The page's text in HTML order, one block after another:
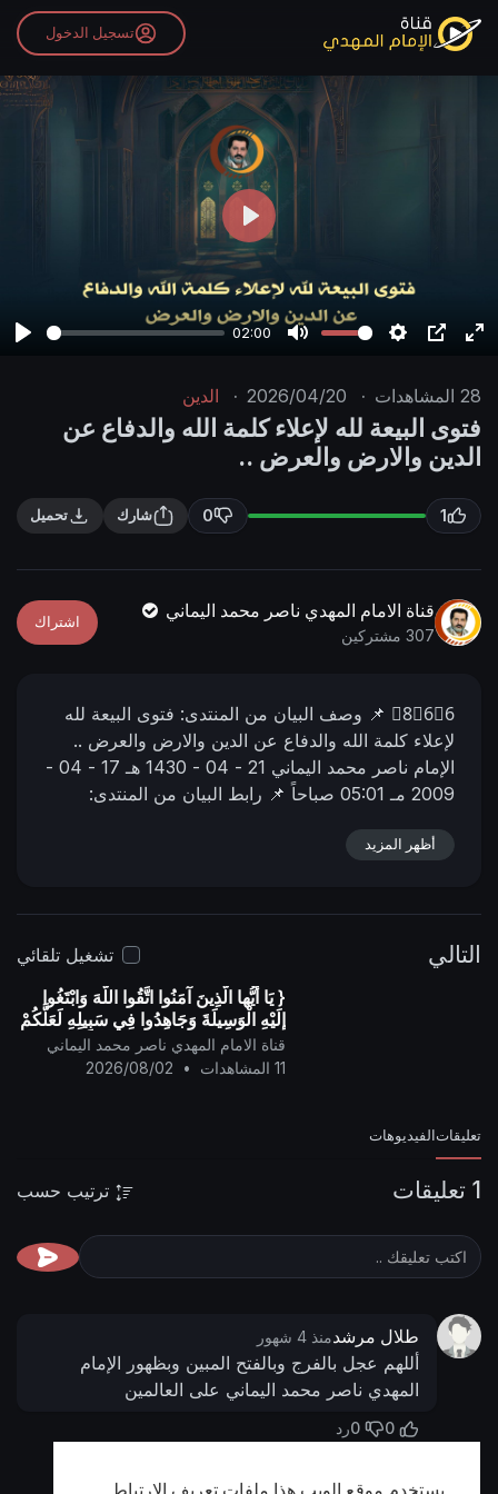
تسجيل الدخول
02:00
u
t
t
s
n
t
e
f
l
s
P
l
a
y
28 المشاهدات ·
2026/04/20
· الدين
فتوى البيعة لله لإعلاء كلمة الله والدفاع عن
الدين والارض والعرض ..
1
0 شارك تحميل
قناة الامام المهدي ناصر محمد اليماني
307 مشتركين
اشتراك
8⃣6⃣6⃣ 📌 وصف البیان من المنتدى: فتوى البيعة لله
لإعلاء كلمة الله والدفاع عن الدين والارض والعرض ..
الإمام ناصر محمد اليماني 21 - 04 - 1430 هـ
17 - 04 -
2009 مـ
05:01 صباحاً
📌 رابط البيان من المنتدى:
p=96197
أظهر المزيد
التالي
تشغيل تلقائي
{ يَا أيُّها الَّذِينَ آمَنُوا اتَّقُوا اللَّهَ وَابْتَغُوا
إِلَيْهِ الْوَسِيلَةَ وَجَاهِدُوا فِي سَبِيلِهِ لَعَلَّكُمْ
تُفْلِحُونَ }
قناة الامام المهدي ناصر محمد اليماني
11 المشاهدات
•
2026/08/02
تعليقات الفيديوهات
1 تعليقات ترتيب حسب
طلال مرشدمنذ 4 شهور
أللهم عجل بالفرج وبالفتح المبين وبظهور الإمام
المهدي ناصر محمد اليماني على العالمين
0
0رد
أظهر المزيد